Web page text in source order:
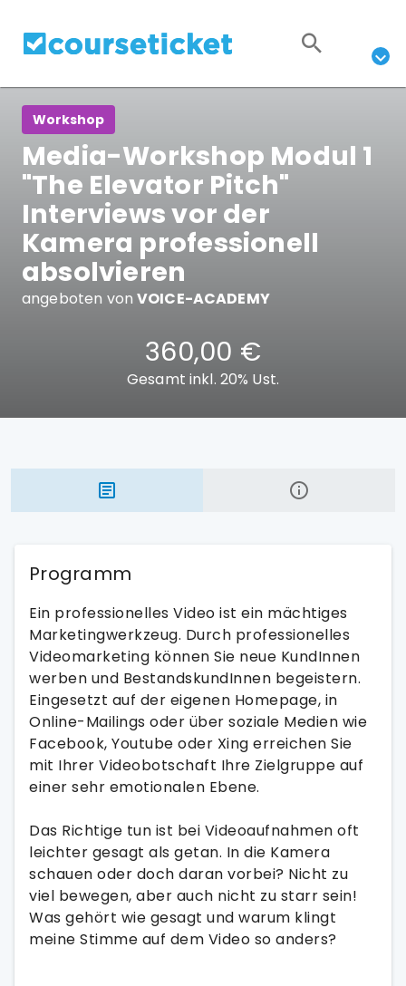
Workshop
Media-Workshop Modul 1
"The Elevator Pitch"
Interviews vor der
Kamera professionell
absolvieren
angeboten von VOICE-ACADEMY
360,00 €
Gesamt inkl. 20% Ust.
Programm
Ein professionelles Video ist ein mächtiges
Marketingwerkzeug. Durch professionelles
Videomarketing können Sie neue KundInnen
werben und BestandskundInnen begeistern.
Eingesetzt auf der eigenen Homepage, in
Online-Mailings oder über soziale Medien wie
Facebook, Youtube oder Xing erreichen Sie
mit Ihrer Videobotschaft Ihre Zielgruppe auf
einer sehr emotionalen Ebene.
Das Richtige tun ist bei Videoaufnahmen oft
leichter gesagt als getan. In die Kamera
schauen oder doch daran vorbei? Nicht zu
viel bewegen, aber auch nicht zu starr sein!
Was gehört wie gesagt und warum klingt
meine Stimme auf dem Video so anders?